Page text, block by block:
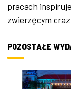
pracach
zwierzęcym
POZOSTAŁE